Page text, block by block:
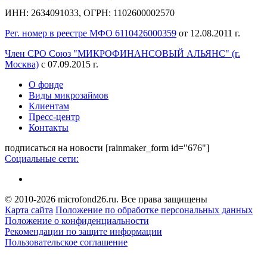
ИНН: 2634091033, ОГРН: 1102600002570
Рег. номер в реестре МФО 6110426000359 от 12.08.2011 г.
Член СРО Союз "МИКРОФИНАНСОВЫЙ АЛЬЯНС" (г.
Москва) с 07.09.2015 г.
О фонде
Виды микрозаймов
Клиентам
Пресс-центр
Контакты
подписаться на новости [rainmaker_form id="676"]
Социальные сети:
© 2010-2026 microfond26.ru. Все права защищены
Карта сайта Положение по обработке персональных данных
Положение о конфиденциальности
Рекомендации по защите информации
Пользовательское соглашение